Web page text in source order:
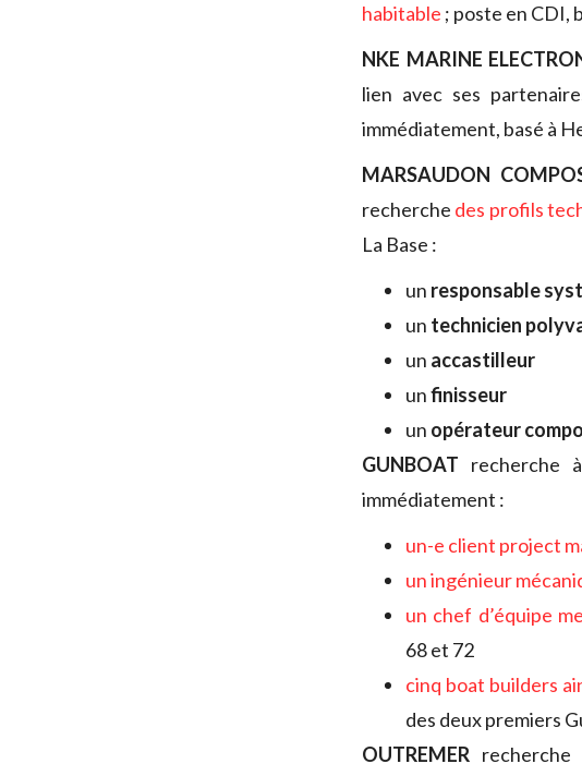
habitable ; poste en CDI,
NKE MARINE
lien avec ses
immédiatement, basé à
MARSAUDON
recherche des profils
La Base :
un responsable
un technicien
un accastilleur
unfinisseur
un opérateur
GUNBOAT recherche
immédiatement :
un-e client project
un ingénieur
un chef d’équipe
68 et 72
cinq boat builders
des deux premiers
OUTREMER recherche